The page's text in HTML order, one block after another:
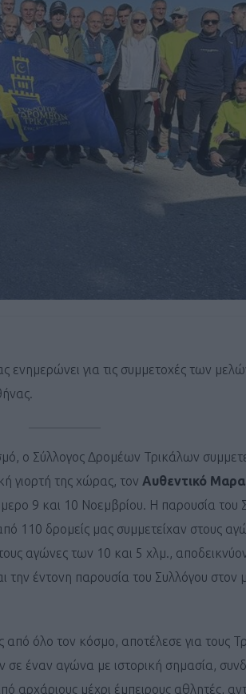
για τις συμμετοχές των
ο Σύλλογος Δρομέων Τρικάλων
γιορτή της χώρας, τον Αυθεντικό
9 και 10 Νοεμβρίου. Η παρουσία του
110 δρομείς μας συμμετείχαν στους
αγώνες των 10 και 5 χλμ.,
την έντονη παρουσία του Συλλόγου στον
όλο τον κόσμο, αποτέλεσε για τους
σε έναν αγώνα με ιστορική σημασία,
μέχρι έμπειρους αθλητές,